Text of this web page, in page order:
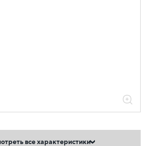
все характеристики